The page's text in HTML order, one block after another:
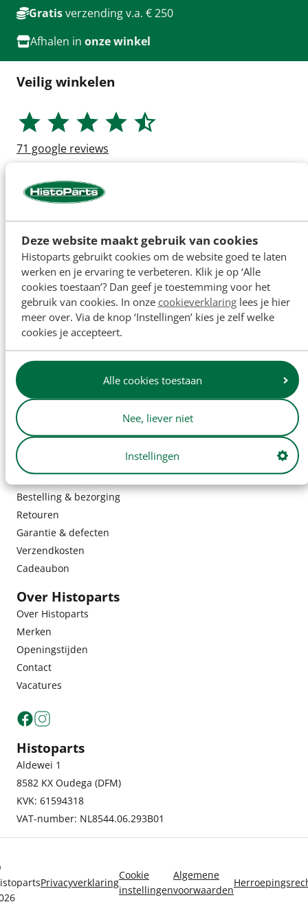
Deze website maakt gebruik van cookies
Histoparts gebruikt cookies om de website goed te laten
werken en je ervaring te verbeteren. Klik je op ‘Alle
cookies toestaan’? Dan geef je toestemming voor het
gebruik van cookies. In onze cookieverklaringlees je hier
meer over. Via de knop ‘Instellingen’ kies je zelf welke
cookies je accepteert.
Alle cookies toestaan
Nee, liever niet
Instellingen
Gratisverzending v.a. € 250
Afhalen in onze winkel
Veilig winkelen
71 google reviews
Klantenservice
Bestelling & bezorging
Retouren
Garantie & defecten
Verzendkosten
Cadeaubon
Over Histoparts
Over Histoparts
Merken
Openingstijden
Contact
Vacatures
Histoparts
Aldewei 1
8582 KX Oudega (DFM)
KVK: 61594318
VAT-number: NL8544.06.293B01
Privacyverklaring
Cookie
instellingen
Algemene
voorwaarden